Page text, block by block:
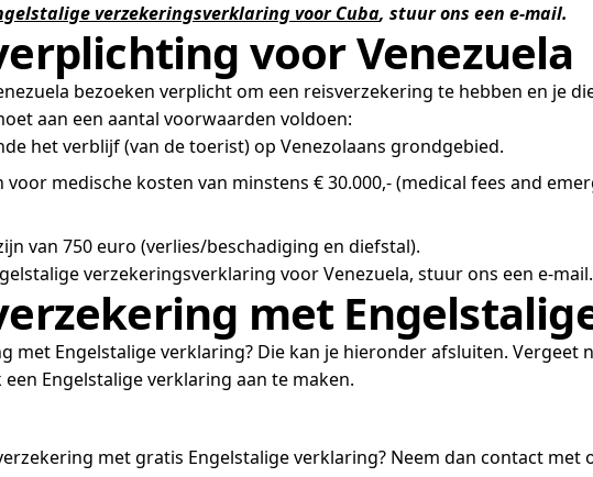
verzekeringsverklaring voor Cuba, stuur ons een e-mail.
voor Venezuela
bezoeken verplicht om een reisverzekering te hebben en je
aan een aantal voorwaarden voldoen:
het verblijf (van de toerist) op Venezolaans grondgebied.
medische kosten van minstens € 30.000,- (medical fees and
van 750 euro (verlies/beschadiging en diefstal).
verzekeringsverklaring voor Venezuela, stuur ons een e-mail.
met
met Engelstalige verklaring? Die kan je hieronder afsluiten. Vergeet
Engelstalige verklaring aan te maken.
met gratis Engelstalige verklaring? Neem dan contact met